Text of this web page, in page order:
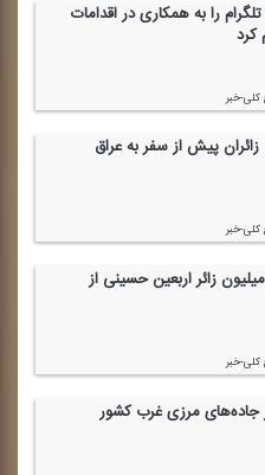
را به همكاری در اقدامات
كرد
خبر
پیش از سفر به عراق
خبر
خروج حدود ۲ میلیون زائر اربعین حسینی از
خبر
جاده‌های مرزی غرب كشور